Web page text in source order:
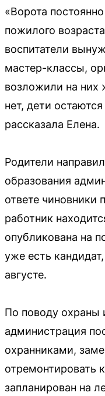
«Ворота
пожилого
воспитатели
мастер-классы,
возложили на них
нет, дети
рассказала Елена.
Родители
образования
ответе чиновники
работник
опубликована на
уже есть
августе.
По поводу охраны
администрация
охранниками,
отремонтировать
запланирован на